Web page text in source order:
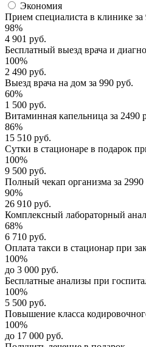
Экономия
Прием специалиста в клинике за
98%
4 901 руб.
Бесплатный выезд врача и
100%
2 490 руб.
Выезд врача на дом за 990 руб.
60%
1 500 руб.
Витаминная капельница за 2490
86%
15 510 руб.
Сутки в стационаре в подарок
100%
9 500 руб.
Полный чекап организма за 2990
90%
26 910 руб.
Комплексный лабораторный
68%
6 710 руб.
Оплата такси в стационар при
100%
до 3 000 руб.
Бесплатные анализы при
100%
5 500 руб.
Повышение класса
100%
до 17 000 руб.